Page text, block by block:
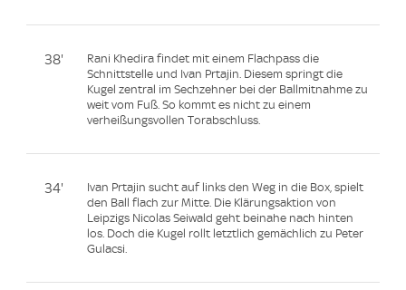
38'
Rani Khedira findet mit einem Flachpass die
Schnittstelle und Ivan Prtajin. Diesem springt die
Kugel zentral im Sechzehner bei der Ballmitnahme zu
weit vom Fuß. So kommt es nicht zu einem
verheißungsvollen Torabschluss.
34'
Ivan Prtajin sucht auf links den Weg in die Box, spielt
den Ball flach zur Mitte. Die Klärungsaktion von
Leipzigs Nicolas Seiwald geht beinahe nach hinten
los. Doch die Kugel rollt letztlich gemächlich zu Peter
Gulacsi.